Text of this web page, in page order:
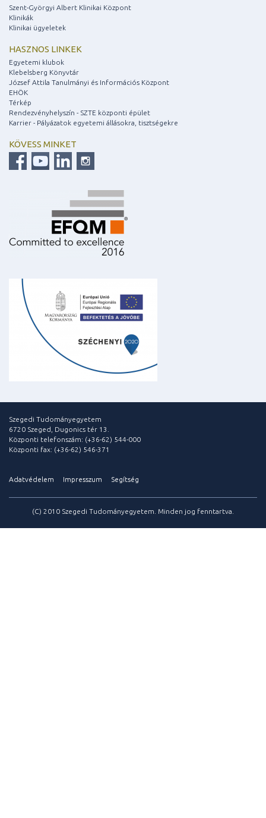
Szent-Györgyi Albert Klinikai Központ
Klinikák
Klinikai ügyeletek
HASZNOS LINKEK
Egyetemi klubok
Klebelsberg Könyvtár
József Attila Tanulmányi és Információs Központ
EHÖK
Térkép
Rendezvényhelyszín - SZTE központi épület
Karrier - Pályázatok egyetemi állásokra, tisztségekre
KÖVESS MINKET
Szegedi Tudományegyetem
6720 Szeged, Dugonics tér 13.
Központi telefonszám: (+36-62) 544-000
Központi fax: (+36-62) 546-371
Adatvédelem Impresszum Segítség
(C) 2010 Szegedi Tudományegyetem. Minden jog fenntartva.